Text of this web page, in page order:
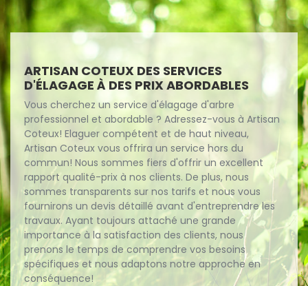
ARTISAN COTEUX DES SERVICES
D'ÉLAGAGE À DES PRIX ABORDABLES
Vous cherchez un service d'élagage d'arbre
professionnel et abordable ? Adressez-vous à Artisan
Coteux! Elaguer compétent et de haut niveau,
Artisan Coteux vous offrira un service hors du
commun! Nous sommes fiers d'offrir un excellent
rapport qualité-prix à nos clients. De plus, nous
sommes transparents sur nos tarifs et nous vous
fournirons un devis détaillé avant d'entreprendre les
travaux. Ayant toujours attaché une grande
importance à la satisfaction des clients, nous
prenons le temps de comprendre vos besoins
spécifiques et nous adaptons notre approche en
conséquence!